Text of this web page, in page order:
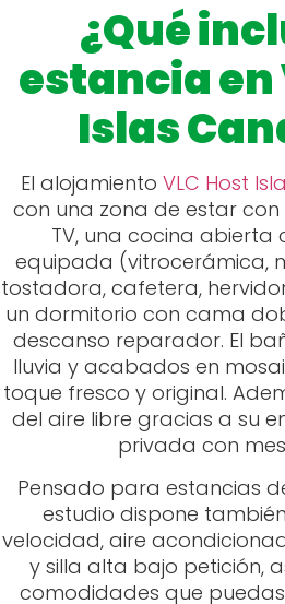
¿Qué
estancia en
Islas
El alojamiento VLC Host
con una zona de estar
TV, una cocina
equipada (vitrocerámica,
tostadora, cafetera,
un dormitorio con cama
descanso reparador. El
lluvia y acabados en
toque fresco y original.
del aire libre gracias a su
privada con
Pensado para estancias
estudio dispone
velocidad, aire
y silla alta bajo petición,
comodidades que